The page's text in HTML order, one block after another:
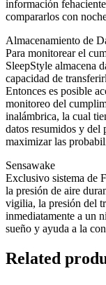
información
compararlos con
Almacenamiento de
Para monitorear el
SleepStyle almacena
capacidad de
Entonces es posible
monitoreo del
inalámbrica, la cual
datos resumidos y del
maximizar las
Sensawake
Exclusivo sistema de
la presión de aire
vigilia, la presión del
inmediatamente a un
sueño y ayuda a la
Related